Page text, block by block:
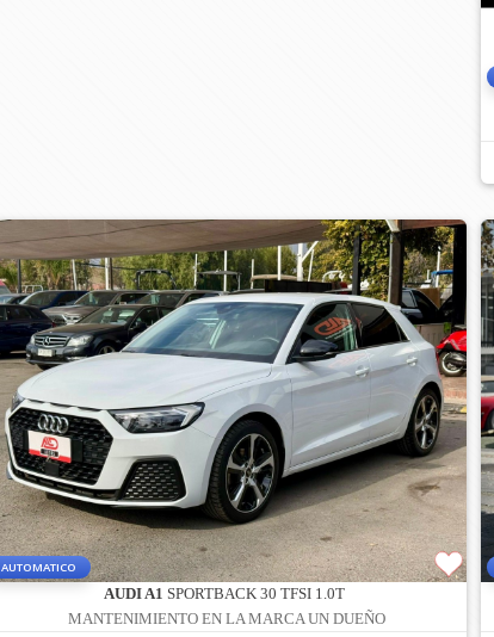
AUTOMATICO
AUDI A1 SPORTBACK 30 TFSI 1.0T
MANTENIMIENTO EN LA MARCA UN DUEÑO